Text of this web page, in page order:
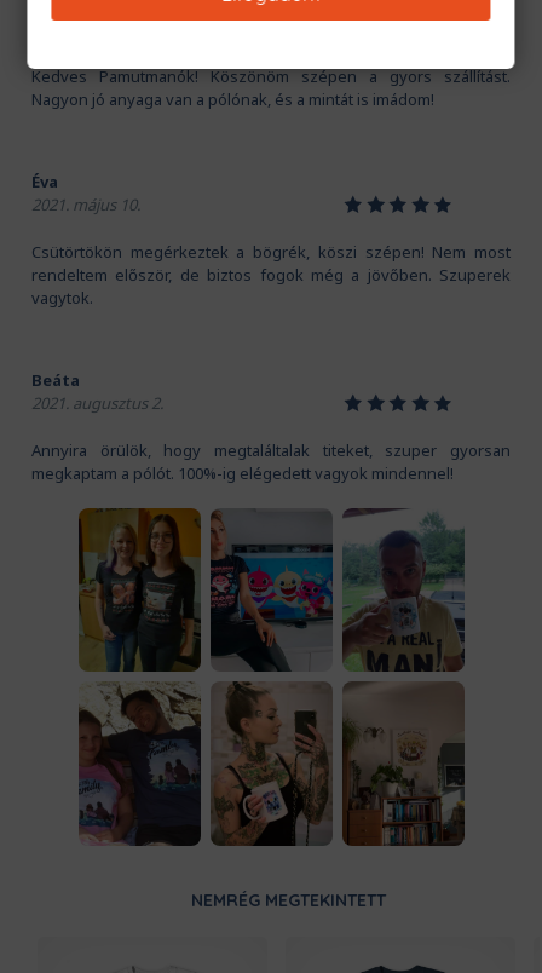
12345
Kedves Pamutmanók! Köszönöm szépen a gyors szállítást.
Nagyon jó anyaga van a pólónak, és a mintát is imádom!
Éva
2021. május 10.
12345
Csütörtökön megérkeztek a bögrék, köszi szépen! Nem most
rendeltem először, de biztos fogok még a jövőben. Szuperek
vagytok.
Beáta
2021. augusztus 2.
12345
Annyira örülök, hogy megtaláltalak titeket, szuper gyorsan
megkaptam a pólót. 100%-ig elégedett vagyok mindennel!
NEMRÉG MEGTEKINTETT